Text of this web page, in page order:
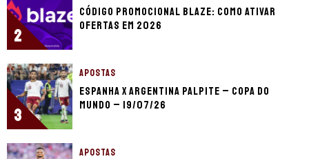
2
Código promocional Blaze: como ativar
ofertas em 2026
3
APOSTAS
Espanha x Argentina palpite – Copa do
Mundo – 19/07/26
APOSTAS